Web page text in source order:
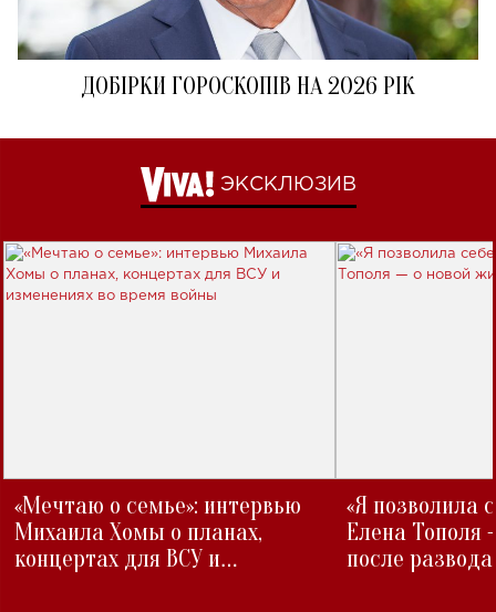
ДОБІРКИ ГОРОСКОПІВ НА 2026 РІК
ЭКСКЛЮЗИВ
«Мечтаю о семье»: интервью
Михаила Хомы о планах,
концертах для ВСУ и
«Я позволила
Елена Тополя
после развода